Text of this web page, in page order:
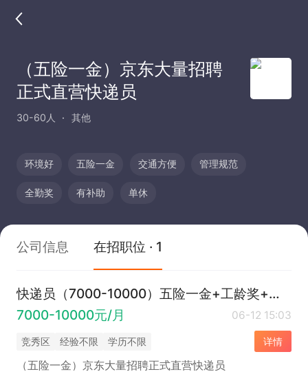
（五险一金）京东大量招聘
正式直营快递员
30-60人 其他
环境好 五险一金 交通方便 管理规范
全勤奖 有补助 单休
公司信息 在招职位 · 1
快递员（7000-10000）五险一金+工龄奖+全勤奖+寒暑补贴
7000-10000元/月
06-12 15:03
竞秀区 经验不限 学历不限 详情
（五险一金）京东大量招聘正式直营快递员